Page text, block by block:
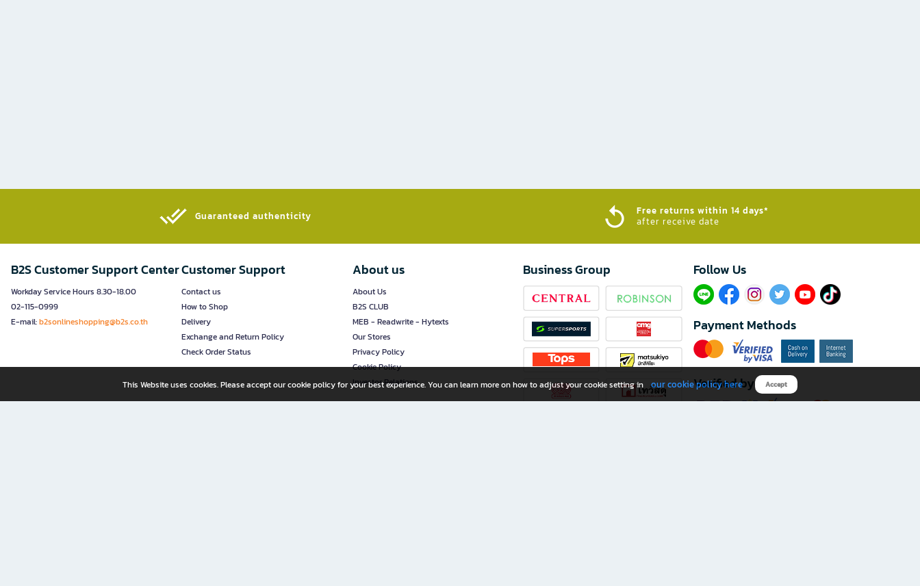
Guaranteed authenticity​
Free returns within 14 days*
after receive date
B2S Customer Support Center
Workday Service Hours 8.30-18.00
02-115-0999
E-mail:b2sonlineshopping@b2s.co.th
Customer Support
Contact us
How to Shop
Delivery
Exchange and Return Policy
Check Order Status
About us
About Us
B2S CLUB
MEB - Readwrite - Hytexts
Our Stores
Privacy Policy
Cookie Policy
Investor Relations
Business Group Follow Us​
Payment Methods
Verified by
This Website uses cookies. Please accept our cookie policy for your best experience. You can learn more on how to adjust your cookie setting in our cookie policy here Accept